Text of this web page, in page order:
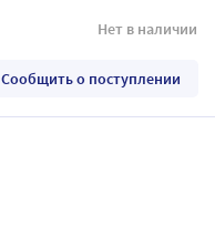
Нет в наличии
Сообщить о поступлении